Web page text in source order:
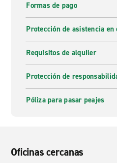
Formas de pago
Protección de asistencia en
Requisitos de alquiler
Protección de
Póliza para pasar peajes
Oficinas cercanas